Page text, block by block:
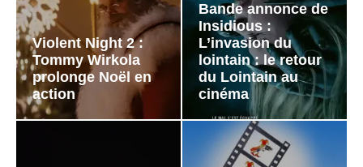
Violent Night 2 :
Tommy Wirkola
prolonge Noël en
action
Bande annonce de
Insidious :
L’invasion du
lointain : le retour
du Lointain au
cinéma